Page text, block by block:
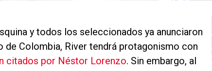
y todos los seleccionados ya anunciaron
Colombia, River tendrá protagonismo con
citados por Néstor Lorenzo. Sin embargo, al